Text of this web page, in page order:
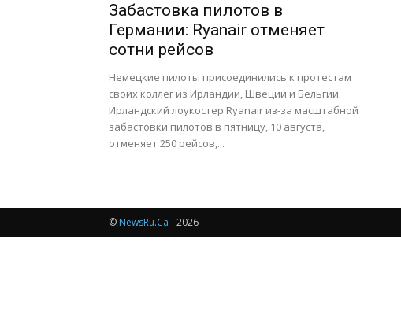
Забастовка пилотов в
Германии: Ryanair отменяет
сотни рейсов
Немецкие пилоты присоединились к протестам
своих коллег из Ирландии, Швеции и Бельгии.
Ирландский лоукостер Ryanair из-за масштабной
забастовки пилотов в пятницу, 10 августа,
отменяет 250 рейсов,...
© NewsRu.Ca - 2026